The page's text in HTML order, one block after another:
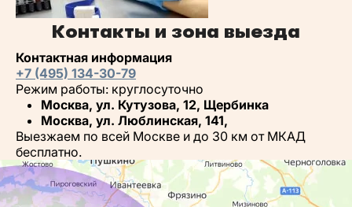
Контакты и зона выезда
Контактная информация
+7 (495) 134-30-79
Режим работы: круглосуточно
Москва, ул. Кутузова, 12, Щербинка
Москва, ул. Люблинская, 141,
Выезжаем по всей Москве и до 30 км от МКАД
бесплатно.